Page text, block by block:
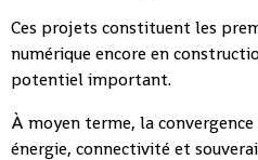
Ces projets constituent les
numérique encore en
potentiel important.
À moyen terme, la
énergie, connectivité et